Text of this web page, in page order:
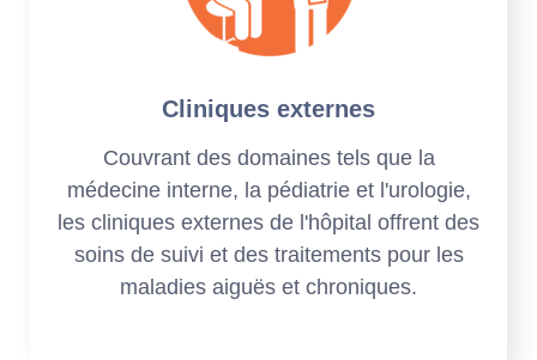
Cliniques externes
Couvrant des domaines tels que la
médecine interne, la pédiatrie et l'urologie,
les cliniques externes de l'hôpital offrent des
soins de suivi et des traitements pour les
maladies aiguës et chroniques.